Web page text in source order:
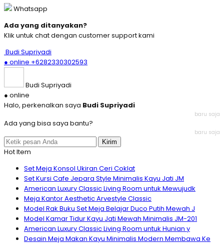
Whatsapp
Ada yang ditanyakan?
Klik untuk chat dengan customer support kami
Budi Supriyadi
● online +6282330302593
Budi Supriyadi
● online
Halo, perkenalkan saya Budi Supriyadi
baru saja
Ada yang bisa saya bantu?
baru saja
Kirim
Hot Item
Set Meja Konsol Ukiran Ceri Coklat
Set Kursi Cafe Jepara Style Minimalis Kayu Jati JM
American Luxury Classic Living Room untuk Mewujudk
Meja Kantor Aesthetic Arvestyle Classic
Model Rak Buku Set Meja Belajar Duco Putih Mewah J
Model Kamar Tidur Kayu Jati Mewah Minimalis JM-201
American Luxury Classic Living Room untuk Hunian y
Desain Meja Makan Kayu Minimalis Modern Membawa Ke